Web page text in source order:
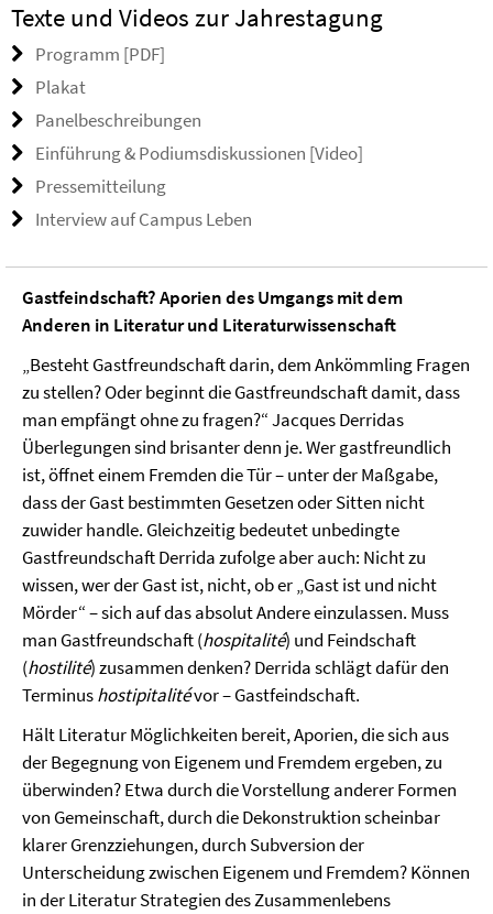
Texte und Videos zur Jahrestagung
Programm [PDF]
Plakat
Panelbeschreibungen
Einführung & Podiumsdiskussionen [Video]
Pressemitteilung
Interview auf Campus Leben
Gastfeindschaft? Aporien des Umgangs mit dem
Anderen in Literatur und Literaturwissenschaft
„Besteht Gastfreundschaft darin, dem Ankömmling Fragen
zu stellen? Oder beginnt die Gastfreundschaft damit, dass
man empfängt ohne zu fragen?“ Jacques Derridas
Überlegungen sind brisanter denn je. Wer gastfreundlich
ist, öffnet einem Fremden die Tür – unter der Maßgabe,
dass der Gast bestimmten Gesetzen oder Sitten nicht
zuwider handle. Gleichzeitig bedeutet unbedingte
Gastfreundschaft Derrida zufolge aber auch: Nicht zu
wissen, wer der Gast ist, nicht, ob er „Gast ist und nicht
Mörder“ – sich auf das absolut Andere einzulassen. Muss
man Gastfreundschaft (hospitalité) und Feindschaft
(hostilité) zusammen denken? Derrida schlägt dafür den
Terminushostipitalitévor – Gastfeindschaft.
Hält Literatur Möglichkeiten bereit, Aporien, die sich aus
der Begegnung von Eigenem und Fremdem ergeben, zu
überwinden? Etwa durch die Vorstellung anderer Formen
von Gemeinschaft, durch die Dekonstruktion scheinbar
klarer Grenzziehungen, durch Subversion der
Unterscheidung zwischen Eigenem und Fremdem? Können
in der Literatur Strategien des Zusammenlebens